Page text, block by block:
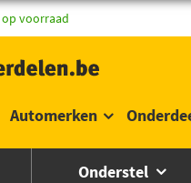
op voorraad
Automerken
Onderstel